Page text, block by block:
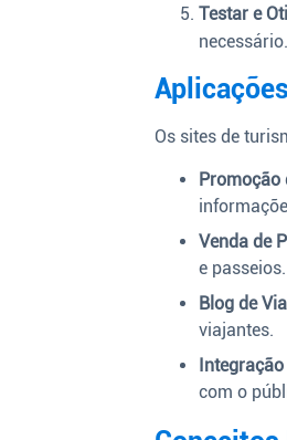
Testar e
necessário.
Os sites de
Promoção
Venda de
e passeios.
Blog de
viajantes.
com o